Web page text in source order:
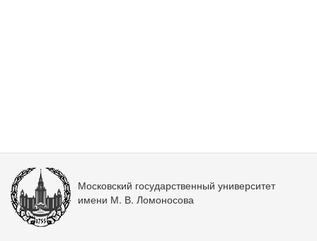
Московский государственный университет
имени М. В. Ломоносова